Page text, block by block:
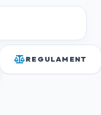
REGULAMENT